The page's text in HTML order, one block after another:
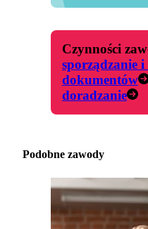
Czynności
sporządzanie
dokumentów
doradzanie
Podobne zawody